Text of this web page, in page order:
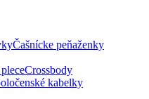
Čašnícke peňaženky
Crossbody
kabelky